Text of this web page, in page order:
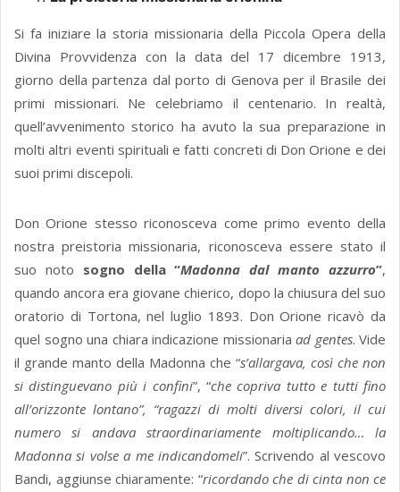
Si fa iniziare la storia missionaria della Piccola Opera della
Divina Provvidenza con la data del 17 dicembre 1913,
giorno della partenza dal porto di Genova per il Brasile dei
primi missionari. Ne celebriamo il centenario. In realtà,
quell’avvenimento storico ha avuto la sua preparazione in
molti altri eventi spirituali e fatti concreti di Don Orione e dei
suoi primi discepoli.
Don Orione stesso riconosceva come primo evento della
nostra preistoria missionaria, riconosceva essere stato il
suo noto sogno della “Madonna dal manto azzurro”,
quando ancora era giovane chierico, dopo la chiusura del suo
oratorio di Tortona, nel luglio 1893. Don Orione ricavò da
quel sogno una chiara indicazione missionaria ad gentes. Vide
il grande manto della Madonna che “s’allargava, così che non
si distinguevano più i confini”, “che copriva tutto e tutti fino
all’orizzonte lontano”, “ragazzi di molti diversi colori, il cui
numero si andava straordinariamente moltiplicando… la
Madonna si volse a me indicandomeli”. Scrivendo al vescovo
Bandi, aggiunse chiaramente: “ricordando che di cinta non ce